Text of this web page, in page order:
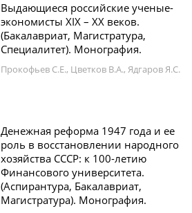
Выдающиеся российские ученые-
экономисты XIX – XX веков.
(Бакалавриат, Магистратура,
Специалитет). Монография.
Прокофьев С.Е., Цветков В.А., Ядгаров Я.С.
Денежная реформа 1947 года и ее
роль в восстановлении народного
хозяйства СССР: к 100-летию
Финансового университета.
(Аспирантура, Бакалавриат,
Магистратура). Монография.